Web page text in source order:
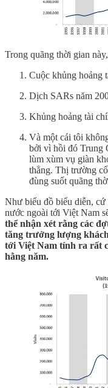
Trong quãng thời gian
Cuộc khủng hoảng
Dịch SARs năm
Khủng hoảng tài
Và một cái tôi
bởi vì hồi đó Trung
lùm xùm vụ giàn
thẳng. Thị trường
đùng suốt quãng
Như biểu đồ biểu diễn,
nước ngoài tới Việt Nam
thể nhận xét rằng các
tăng trưởng lượng
tới Việt Nam tính ra rất
hằng năm.